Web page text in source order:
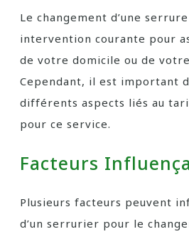
Le changement d’une
intervention courante pour
de votre domicile ou de
Cependant, il est important
différents aspects liés au
pour ce service.
Facteurs
Plusieurs facteurs peuvent
d’un serrurier pour le